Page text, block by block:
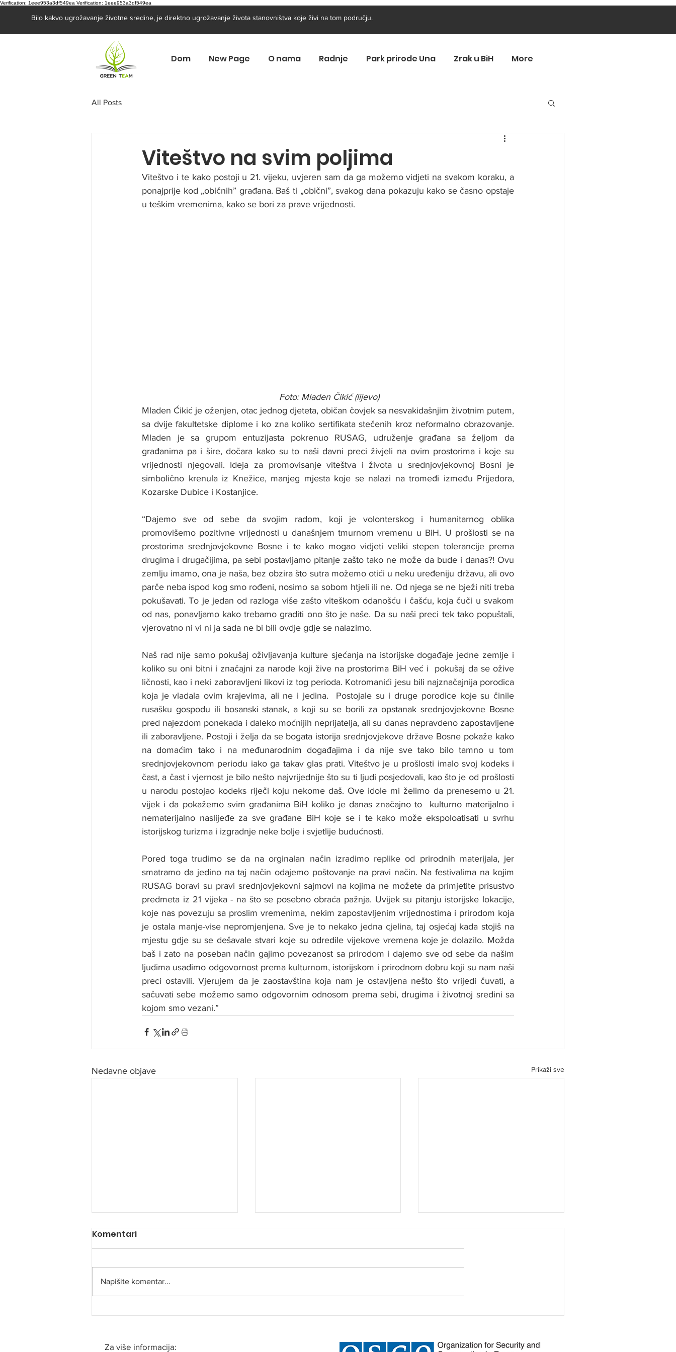
Verification: 1eee953a3df549ea Verification: 1eee953a3df549ea
Bilo kakvo ugrožavanje životne sredine, je direktno ugrožavanje života stanovništva koje živi na tom području.
Dom New Page O nama Radnje Park prirode Una Zrak u BiH More
All Posts
Viteštvo na svim poljima
Viteštvo i te kako postoji u 21. vijeku, uvjeren sam da ga možemo vidjeti na svakom koraku, a
ponajprije kod „običnih” građana. Baš ti „obični”, svakog dana pokazuju kako se časno opstaje
u teškim vremenima, kako se bori za prave vrijednosti.
Foto: Mladen Čikić (lijevo)
Mladen Ćikić je oženjen, otac jednog djeteta, običan čovjek sa nesvakidašnjim životnim putem,
sa dvije fakultetske diplome i ko zna koliko sertifikata stečenih kroz neformalno obrazovanje.
Mladen je sa grupom entuzijasta pokrenuo RUSAG, udruženje građana sa željom da
građanima pa i šire, dočara kako su to naši davni preci živjeli na ovim prostorima i koje su
vrijednosti njegovali. Ideja za promovisanje viteštva i života u srednjovjekovnoj Bosni je
simbolično krenula iz Knežice, manjeg mjesta koje se nalazi na tromeđi između Prijedora,
Kozarske Dubice i Kostanjice.
“Dajemo sve od sebe da svojim radom, koji je volonterskog i humanitarnog oblika
promovišemo pozitivne vrijednosti u današnjem tmurnom vremenu u BiH. U prošlosti se na
prostorima srednjovjekovne Bosne i te kako mogao vidjeti veliki stepen tolerancije prema
drugima i drugačijima, pa sebi postavljamo pitanje zašto tako ne može da bude i danas?! Ovu
zemlju imamo, ona je naša, bez obzira što sutra možemo otići u neku uređeniju državu, ali ovo
parče neba ispod kog smo rođeni, nosimo sa sobom htjeli ili ne. Od njega se ne bježi niti treba
pokušavati. To je jedan od razloga više zašto viteškom odanošću i čašću, koja čuči u svakom
od nas, ponavljamo kako trebamo graditi ono što je naše. Da su naši preci tek tako popuštali,
vjerovatno ni vi ni ja sada ne bi bili ovdje gdje se nalazimo.
Naš rad nije samo pokušaj oživljavanja kulture sjećanja na istorijske događaje jedne zemlje i
koliko su oni bitni i značajni za narode koji žive na prostorima BiH već i  pokušaj da se ožive
ličnosti, kao i neki zaboravljeni likovi iz tog perioda. Kotromanići jesu bili najznačajnija porodica
koja je vladala ovim krajevima, ali ne i jedina.  Postojale su i druge porodice koje su činile
rusašku gospodu ili bosanski stanak, a koji su se borili za opstanak srednjovjekovne Bosne
pred najezdom ponekada i daleko moćnijih neprijatelja, ali su danas nepravdeno zapostavljene
ili zaboravljene. Postoji i želja da se bogata istorija srednjovjekove države Bosne pokaže kako
na domaćim tako i na međunarodnim događajima i da nije sve tako bilo tamno u tom
srednjovjekovnom periodu iako ga takav glas prati. Viteštvo je u prošlosti imalo svoj kodeks i
čast, a čast i vjernost je bilo nešto najvrijednije što su ti ljudi posjedovali, kao što je od prošlosti
u narodu postojao kodeks riječi koju nekome daš. Ove idole mi želimo da prenesemo u 21.
vijek i da pokažemo svim građanima BiH koliko je danas značajno to  kulturno materijalno i
nematerijalno naslijeđe za sve građane BiH koje se i te kako može ekspoloatisati u svrhu
istorijskog turizma i izgradnje neke bolje i svjetlije budućnosti.
Pored toga trudimo se da na orginalan način izradimo replike od prirodnih materijala, jer
smatramo da jedino na taj način odajemo poštovanje na pravi način. Na festivalima na kojim
RUSAG boravi su pravi srednjovjekovni sajmovi na kojima ne možete da primjetite prisustvo
predmeta iz 21 vijeka - na što se posebno obraća pažnja. Uvijek su pitanju istorijske lokacije,
koje nas povezuju sa proslim vremenima, nekim zapostavljenim vrijednostima i prirodom koja
je ostala manje-vise nepromjenjena. Sve je to nekako jedna cjelina, taj osjećaj kada stojiš na
mjestu gdje su se dešavale stvari koje su odredile vijekove vremena koje je dolazilo. Možda
baš i zato na poseban način gajimo povezanost sa prirodom i dajemo sve od sebe da našim
ljudima usadimo odgovornost prema kulturnom, istorijskom i prirodnom dobru koji su nam naši
preci ostavili. Vjerujem da je zaostavština koja nam je ostavljena nešto što vrijedi čuvati, a
sačuvati sebe možemo samo odgovornim odnosom prema sebi, drugima i životnoj sredini sa
kojom smo vezani.”
Nedavne objave Prikaži sve
Čuvari okoliša
Biciklom kroz život
Ekološka prijetnja po
Komentari
Napišite komentar...
Za više informacija: